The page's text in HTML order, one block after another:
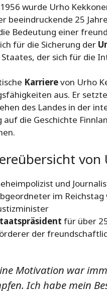
wurde Urho
beeindruckende 25
Bedeutung einer
für die Sicherung der
der sich für die
Karrierevon Urho
aus. Er
des Landes in der
auf die Geschichte
von
und
im Reichstag
für über
der
Motivation war
Ich habe mein